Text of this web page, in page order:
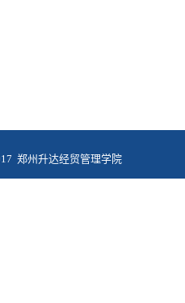
郑州升达经贸管理学院